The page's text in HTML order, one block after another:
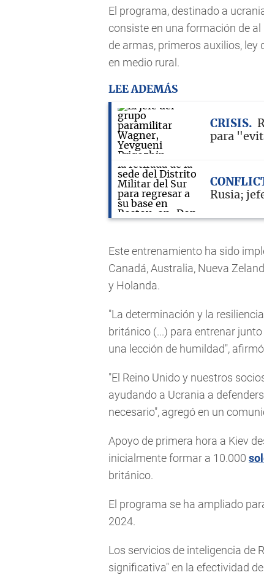
El programa, destinado a
consiste en una formación de
de armas, primeros auxilios,
en medio rural.
LEE ADEMÁS
CRISIS
para
Rusia;
Este entrenamiento ha sido
Canadá, Australia, Nueva
y Holanda.
"La determinación y la
británico (...) para entrenar
una lección de humildad",
"El Reino Unido y nuestros
ayudando a Ucrania a
necesario", agregó en un
Apoyo de primera hora a Kiev
inicialmente formar a 10.000
británico.
El programa se ha ampliado
2024.
Los servicios de inteligencia de
significativa" en la efectividad